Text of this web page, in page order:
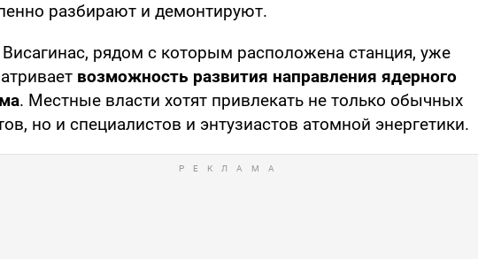
разбирают и демонтируют.
Висагинас, рядом с которым расположена станция, уже
возможность развития направления ядерного
. Местные власти хотят привлекать не только обычных
но и специалистов и энтузиастов атомной энергетики.